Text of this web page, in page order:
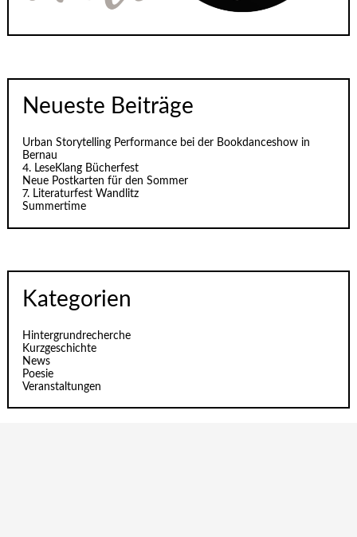
Neueste Beiträge
Urban Storytelling Performance bei der Bookdanceshow in
Bernau
4. LeseKlang Bücherfest
Neue Postkarten für den Sommer
7. Literaturfest Wandlitz
Summertime
Kategorien
Hintergrundrecherche
Kurzgeschichte
News
Poesie
Veranstaltungen